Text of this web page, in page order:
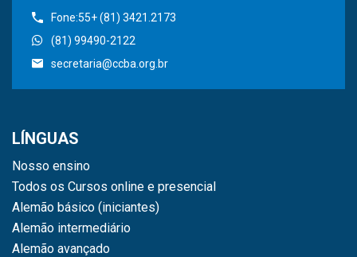
Fone:55+ (81) 3421.2173
(81) 99490-2122
secretaria@ccba.org.br
LÍNGUAS
Nosso ensino
Todos os Cursos online e presencial
Alemão básico (iniciantes)
Alemão intermediário
Alemão avançado